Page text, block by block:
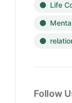
Life
Follow